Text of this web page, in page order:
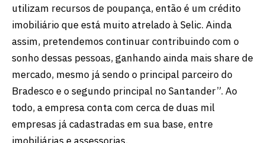
utilizam recursos de poupança, então é um crédito
imobiliário que está muito atrelado à Selic. Ainda
assim, pretendemos continuar contribuindo com o
sonho dessas pessoas, ganhando ainda mais share de
mercado, mesmo já sendo o principal parceiro do
Bradesco e o segundo principal no Santander”. Ao
todo, a empresa conta com cerca de duas mil
empresas já cadastradas em sua base, entre